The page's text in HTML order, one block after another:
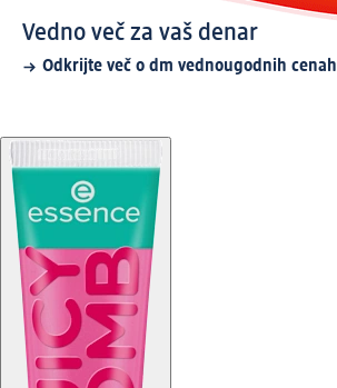
Vedno več za vaš denar
Odkrijte več o dm vednougodnih cenah